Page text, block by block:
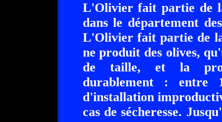
L'Olivier fait partie de
dans le département
L'Olivier fait partie de
ne produit des olives,
de taille, et la
durablement :
d'installation
cas de sécheresse.